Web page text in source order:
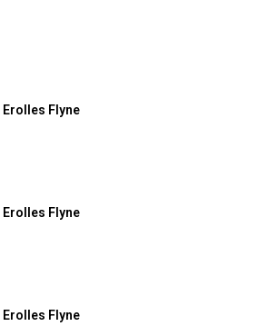
Erolles Flyne
Erolles Flyne
Erolles Flyne